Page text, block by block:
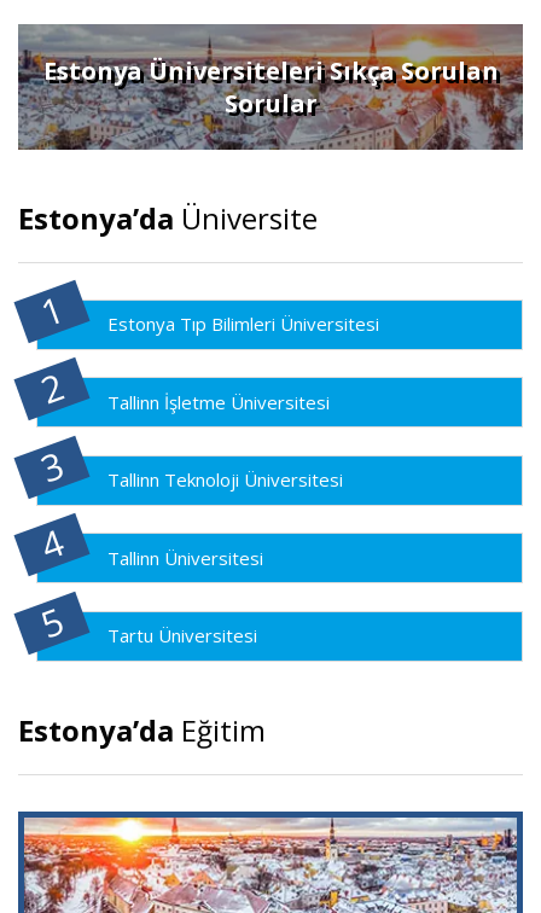
Estonya Üniversiteleri Sıkça Sorulan
Sorular
Estonya’da Üniversite
Estonya Tıp Bilimleri Üniversitesi
Tallinn İşletme Üniversitesi
Tallinn Teknoloji Üniversitesi
Tallinn Üniversitesi
Tartu Üniversitesi
Estonya’da Eğitim